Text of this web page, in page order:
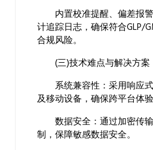
内置校准提醒、偏差报警
计追踪日志，确保符合GLP/
合规风险。
(三)技术难点与解决方案
系统兼容性：采用响应式
及移动设备，确保跨平台体验
数据安全：通过加密传
制，保障敏感数据安全。